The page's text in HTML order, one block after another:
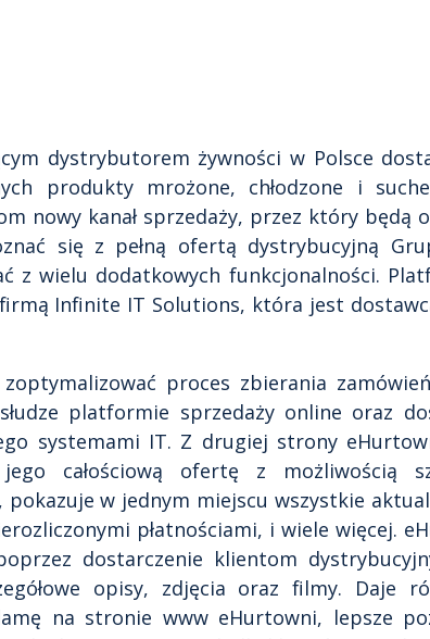
biuro obsługi
- system przechowywania
pracowniczych
dystrybutorem żywności w Polsce
produkty mrożone, chłodzone i
nowy kanał sprzedaży, przez który będą
się z pełną ofertą dystrybucyjną
z wielu dodatkowych funkcjonalności.
Infinite IT Solutions, która jest
proces zbierania
platformie sprzedaży online oraz
systemami IT. Z drugiej strony
całościową ofertę z możliwością
w jednym miejscu wszystkie
płatnościami, i wiele więcej.
dostarczenie klientom
opisy, zdjęcia oraz filmy. Daje
na stronie www eHurtowni, lepsze